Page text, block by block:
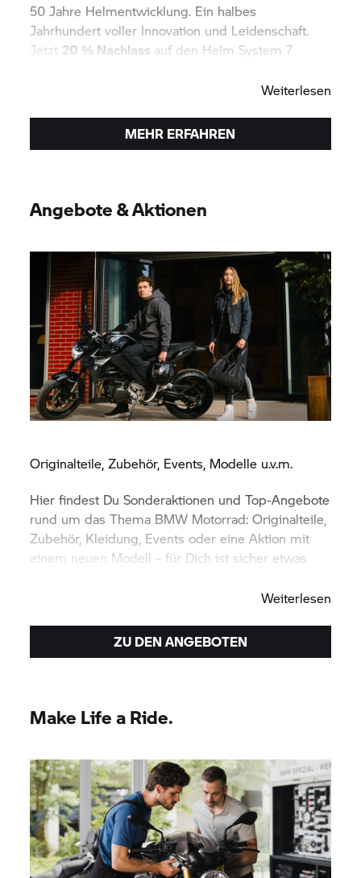
50 Jahre Helmentwicklung. Ein halbes
Jahrhundert voller Innovation und Leidenschaft.
Jetzt 20 % Nachlass auf den Helm System 7
Weiterlesen
MEHR ERFAHREN
Angebote & Aktionen
Originalteile, Zubehör, Events, Modelle u.v.m.
Hier findest Du Sonderaktionen und Top-Angebote
rund um das Thema BMW Motorrad: Originalteile,
Zubehör, Kleidung, Events oder eine Aktion mit
einem neuen Modell – für Dich ist sicher etwas
Weiterlesen
ZU DEN ANGEBOTEN
Make Life a Ride.